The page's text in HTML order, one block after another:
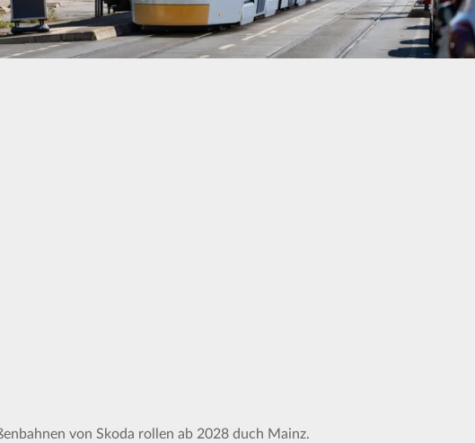
von Skoda rollen ab 2028 duch Mainz.